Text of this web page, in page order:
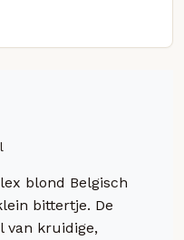
blond Belgisch
bittertje. De
van kruidige,